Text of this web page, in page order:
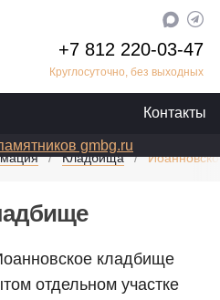
+7 812 220-03-47
Круглосуточно, без выходных
Контакты
gmbg.ru
Кладбища
кладбище
отдельном участке